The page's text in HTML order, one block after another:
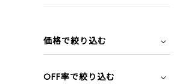
価格で絞り込む
OFF率で絞り込む